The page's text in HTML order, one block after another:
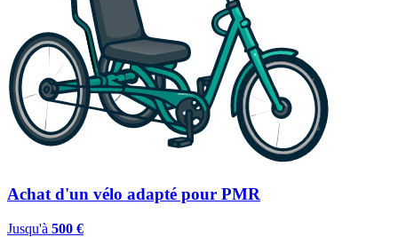
Achat d'un vélo adapté pour PMR
Jusqu'à 500 €